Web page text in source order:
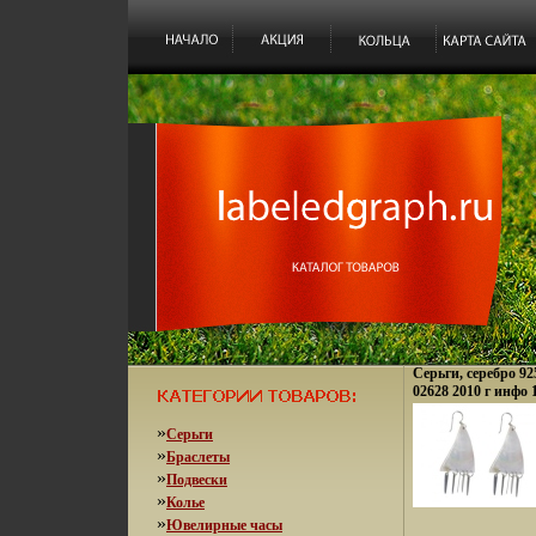
»Серьги
»Браслеты
»Подвески
»Колье
»Ювелирные часы
Серьги, серебро
02628 2010 г инфо